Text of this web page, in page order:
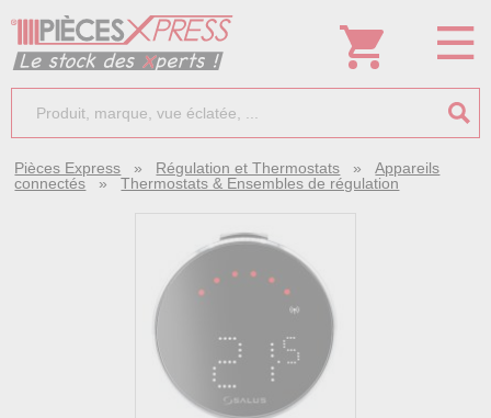
Pièces Express » Régulation et Thermostats »Appareils
connectés »Thermostats & Ensembles de régulation